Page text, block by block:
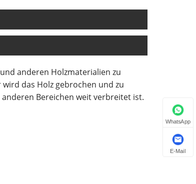
anderen Holzmaterialien zu
das Holz gebrochen und zu
Bereichen weit verbreitet ist.
WhatsApp
E-Mail